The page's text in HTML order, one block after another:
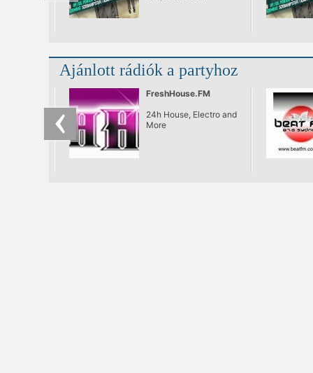
Ajánlott rádiók a partyhoz
FreshHouse.FM
24h House, Electro and
More